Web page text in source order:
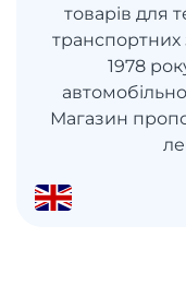
товарів для
транспортних
1978
Магазин